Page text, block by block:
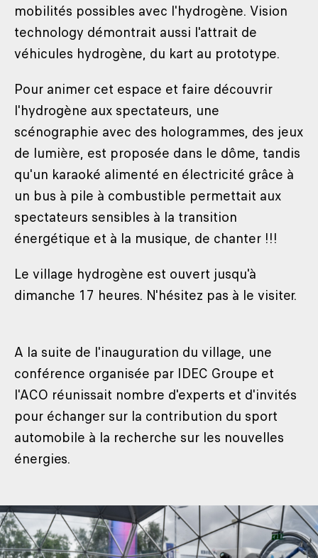
mobilités possibles avec l'hydrogène. Vision
technology démontrait aussi l'attrait de
véhicules hydrogène, du kart au prototype.
Pour animer cet espace et faire découvrir
l'hydrogène aux spectateurs, une
scénographie avec des hologrammes, des jeux
de lumière, est proposée dans le dôme, tandis
qu'un karaoké alimenté en électricité grâce à
un bus à pile à combustible permettait aux
spectateurs sensibles à la transition
énergétique et à la musique, de chanter !!!
Le village hydrogène est ouvert jusqu'à
dimanche 17 heures. N'hésitez pas à le visiter.
A la suite de l'inauguration du village, une
conférence organisée par IDEC Groupe et
l'ACO réunissait nombre d'experts et d'invités
pour échanger sur la contribution du sport
automobile à la recherche sur les nouvelles
énergies.